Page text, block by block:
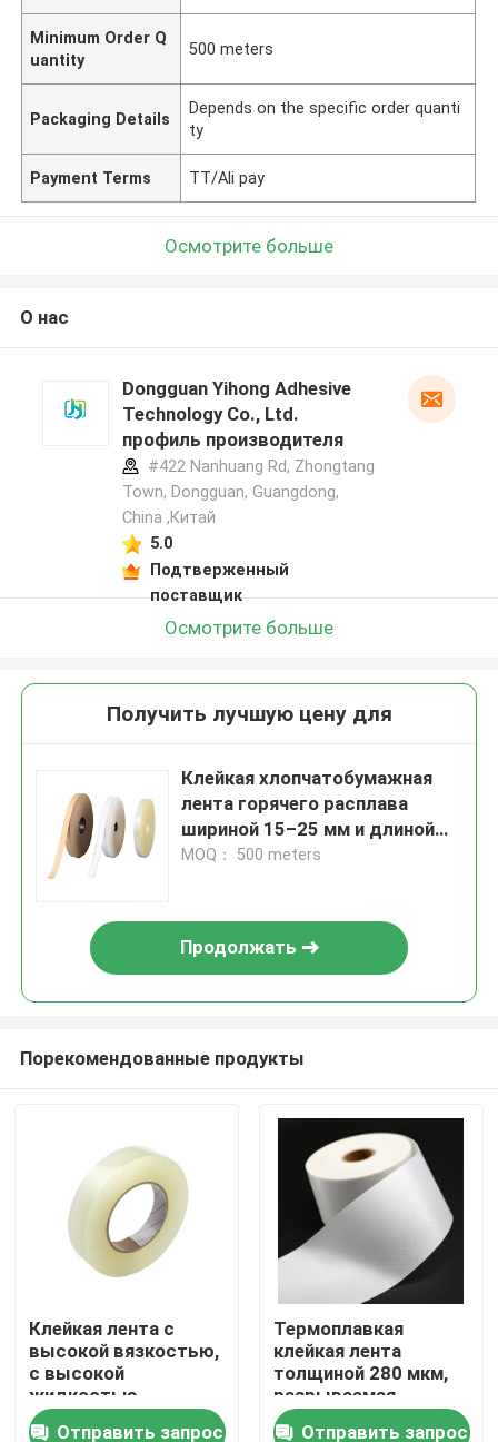
Продукция
Ролики
Minimum Order Q
uantity
500 meters
Packaging Details
Depends on the specific order quanti
ty
Payment Terms TT/Ali pay
Осмотрите больше
О нас
Dongguan Yihong Adhesive
Technology Co., Ltd.
профиль производителя
#422 Nanhuang Rd, Zhongtang
Town, Dongguan, Guangdong,
China ,Китай
5.0
Подтверженный
поставщик
Осмотрите больше
Получить лучшую цену для
Клейкая хлопчатобумажная
лента горячего расплава
шириной 15–25 мм и длиной
15–30 м для хранения в
MOQ： 500 meters
Продолжать
Порекомендованные продукты
Клейкая лента с
высокой вязкостью,
с высокой
жидкостью,
толщиной 280 мкм, с
Отправить запрос
Термоплавкая
клейкая лента
толщиной 280 мкм,
разрываемая
вручную, с
Отправить запрос